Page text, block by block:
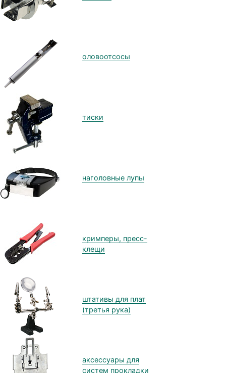
оловоотсосы
тиски
наголовные лупы
кримперы, пресс-
клещи
штативы для плат
(третья рука)
аксессуары для
систем прокладки